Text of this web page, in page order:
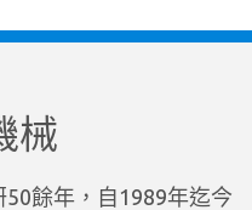
械
餘年，自1989年迄今